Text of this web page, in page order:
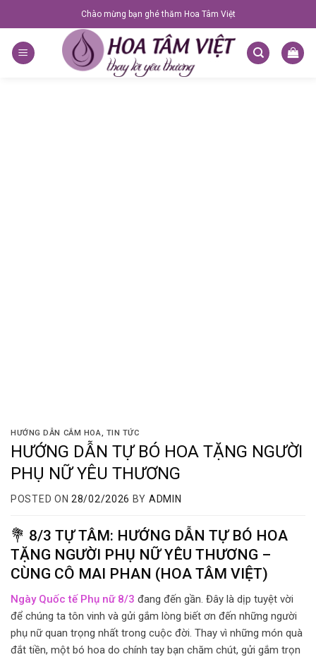
to
content
Chào mừng bạn ghé thăm Hoa Tâm Việt
HƯỚNG DẪN CẮM HOA, TIN TỨC
HƯỚNG DẪN TỰ BÓ HOA TẶNG NGƯỜI
PHỤ NỮ YÊU THƯƠNG
POSTED ON 28/02/2026 BY ADMIN
💐 8/3 TỰ TÂM: HƯỚNG DẪN TỰ BÓ HOA
TẶNG NGƯỜI PHỤ NỮ YÊU THƯƠNG –
CÙNG CÔ MAI PHAN (HOA TÂM VIỆT)
Ngày Quốc tế Phụ nữ 8/3 đang đến gần. Đây là dịp tuyệt vời
để chúng ta tôn vinh và gửi gắm lòng biết ơn đến những người
phụ nữ quan trọng nhất trong cuộc đời. Thay vì những món quà
đắt tiền, một bó hoa do chính tay bạn chăm chút, gửi gắm trọn